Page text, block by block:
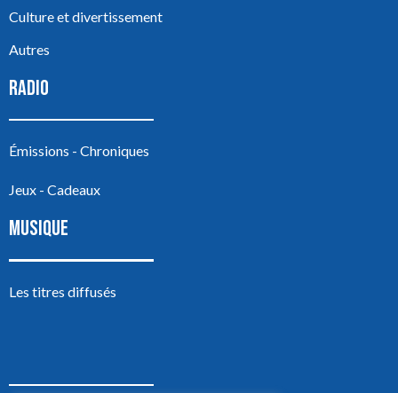
Culture et divertissement
Autres
RADIO
Émissions - Chroniques
Jeux - Cadeaux
MUSIQUE
Les titres diffusés